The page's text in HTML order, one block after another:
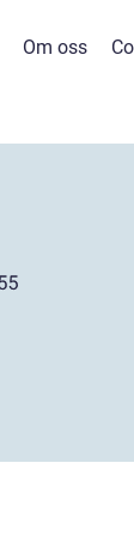
Om oss